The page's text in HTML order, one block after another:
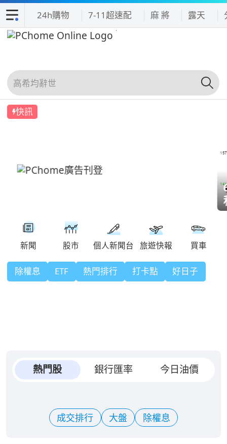
24h購物 7-11超速配 麻 將 露天
快訊
除權息 ETF 熱門排行 打卡點 好日子
熱門股 銀行匯率 今日油價
成交排行 大盤 除權息